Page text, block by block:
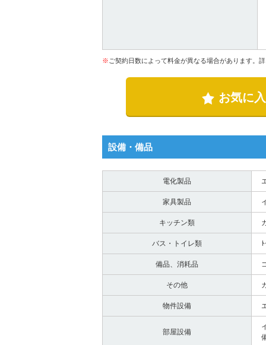
※ ご契約日数によって料金が異なる場合があります。
お気に
設備・備品
電化製品
家具製品
キッチン類
バス・トイレ類
備品、消耗品
その他
物件設備
部屋設備